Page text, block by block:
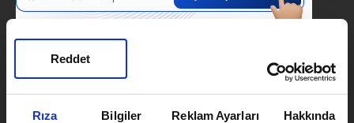
Rıza Bilgiler Reklam Ayarları Hakkında
Reddet
SONRAKİ HABER